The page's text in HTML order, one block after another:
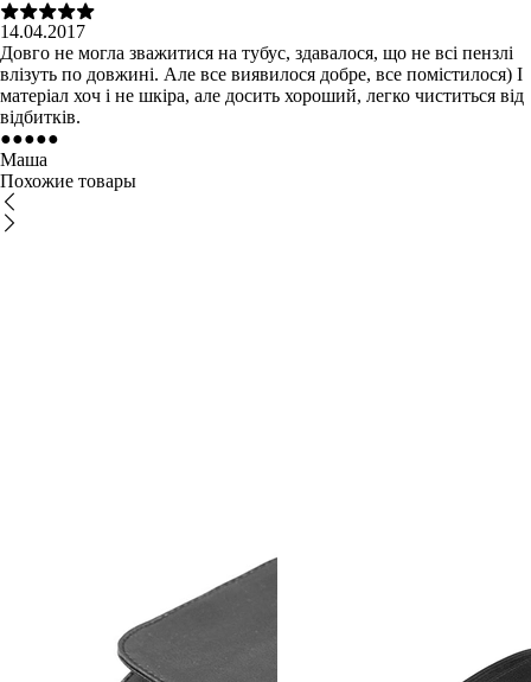
14.04.2017
Довго не могла зважитися на тубус, здавалося, що не всі пензлі
влізуть по довжині. Але все виявилося добре, все помістилося) І
матеріал хоч і не шкіра, але досить хороший, легко чиститься від
відбитків.
●●●●●
Маша
Похожие товары